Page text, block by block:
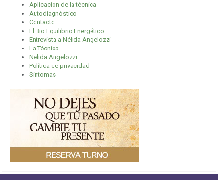
Aplicación de la técnica
Autodiagnóstico
Contacto
El Bio Equilibrio Energético
Entrevista a Nélida Angelozzi
La Técnica
Nelida Angelozzi
Política de privacidad
Síntomas